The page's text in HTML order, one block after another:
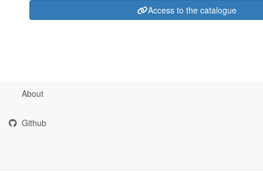
Access to the catalogue
About
Github